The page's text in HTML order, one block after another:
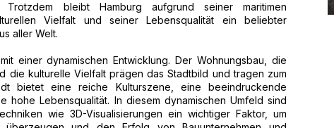
bleibt Hamburg aufgrund seiner maritimen
Vielfalt und seiner Lebensqualität ein beliebter
aller Welt.
einer dynamischen Entwicklung. Der Wohnungsbau, die
die kulturelle Vielfalt prägen das Stadtbild und tragen zum
bietet eine reiche Kulturszene, eine beeindruckende
hohe Lebensqualität. In diesem dynamischen Umfeld sind
wie 3D-Visualisierungen ein wichtiger Faktor, um